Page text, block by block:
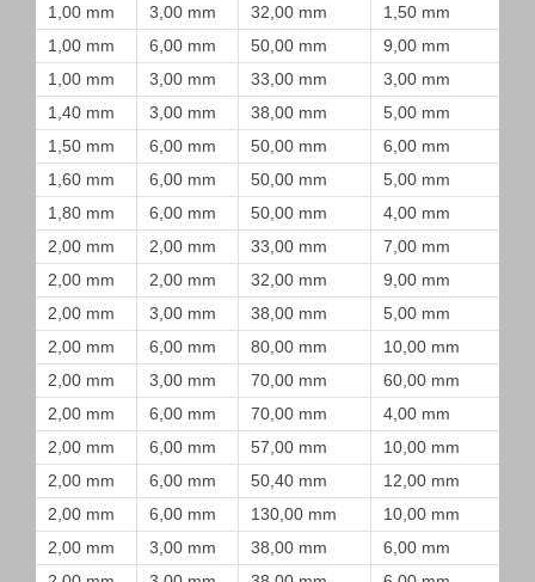
1,00 mm
3,00 mm 32,00 mm
1,50 mm
1,00 mm
6,00 mm 50,00 mm
9,00 mm
1,00 mm
3,00 mm 33,00 mm
3,00 mm
1,40 mm
3,00 mm 38,00 mm
5,00 mm
1,50 mm
6,00 mm 50,00 mm
6,00 mm
1,60 mm
6,00 mm 50,00 mm
5,00 mm
1,80 mm
6,00 mm 50,00 mm
4,00 mm
2,00 mm
2,00 mm 33,00 mm
7,00 mm
2,00 mm
2,00 mm 32,00 mm
9,00 mm
2,00 mm
3,00 mm 38,00 mm
5,00 mm
2,00 mm
6,00 mm 80,00 mm
10,00 mm
2,00 mm
3,00 mm 70,00 mm
60,00 mm
2,00 mm
6,00 mm 70,00 mm
4,00 mm
2,00 mm
6,00 mm 57,00 mm
10,00 mm
2,00 mm
6,00 mm 50,40 mm
12,00 mm
2,00 mm
6,00 mm 130,00 mm
10,00 mm
2,00 mm
3,00 mm 38,00 mm
6,00 mm